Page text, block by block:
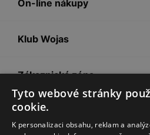
On-line nákupy
Klub Wojas
Zákaznická zóna
Společnost Wojas
Tyto webové stránky
cookie.
K personalizaci obsahu, reklam a